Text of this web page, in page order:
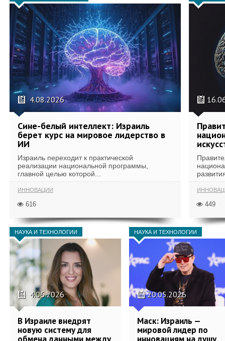
4.08.2026
Сине-белый интеллект: Израиль
берет курс на мировое лидерство в
ИИ
Израиль переходит к практической
реализации национальной программы,
главной целью которой...
ИННОВАЦИИ
616 449
НАУКА И ТЕХНОЛОГИИ
4.06.2026
В Израиле внедрят
новую систему для
обмена данными между
НАУКА И ТЕХНОЛОГИИ
20.05.2026
Маск: Израиль —
мировой лидер по
инновациям на душу